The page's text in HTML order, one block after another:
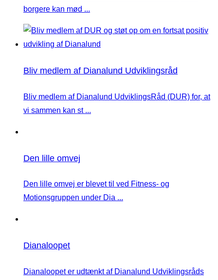
borgere kan mød ...
Bliv medlem af Dianalund Udviklingsråd
Bliv medlem af Dianalund UdviklingsRåd (DUR) for, at
vi sammen kan st ...
Den lille omvej
Den lille omvej er blevet til ved Fitness- og
Motionsgruppen under Dia ...
Dianaloopet
Dianaloopet er udtænkt af Dianalund Udviklingsråds